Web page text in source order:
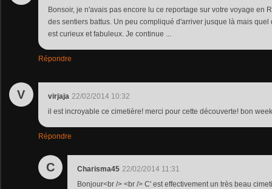
Bonsoir, je n'avais pas encore lu ce reportage sur votre voyage en
des sentiers battus. Un peu compliqué d'arriver jusque là mais
est curieux et fabuleux. Je continue ...
Répondre
V virjaja 22/02/2014 10:32
il est incroyable ce cimetière! merci pour cette découverte! bon
Répondre
C Charisma45 22/02/2014 11:31
Bonjour<br /> <br /> C' est effectivement un très beau